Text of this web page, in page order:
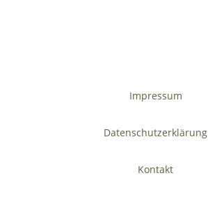
Impressum
Datenschutzerklärung
Kontakt